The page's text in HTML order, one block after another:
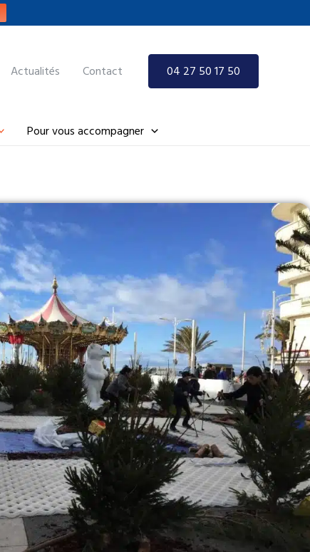
Actualités Contact 04 27 50 17 50
Pour vous accompagner